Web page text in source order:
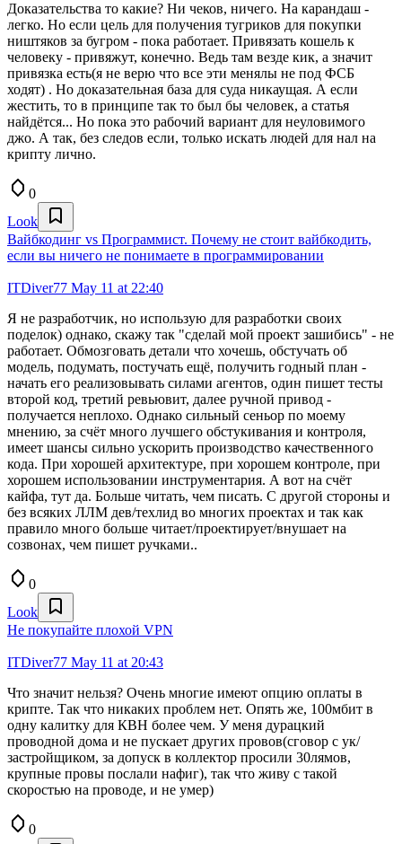
Доказательства то какие? Ни чеков, ничего. На карандаш -
легко. Но если цель для получения тугриков для покупки
ништяков за бугром - пока работает. Привязать кошель к
человеку - привяжут, конечно. Ведь там везде кик, а значит
привязка есть(я не верю что все эти менялы не под ФСБ
ходят) . Но доказательная база для суда никаущая. А если
жестить, то в принципе так то был бы человек, а статья
найдётся... Но пока это рабочий вариант для неуловимого
джо. А так, без следов если, только искать людей для нал на
крипту лично.
0
Look
Вайбкодинг vs Программист. Почему не стоит вайбкодить,
если вы ничего не понимаете в программировании
ITDiver77 May 11 at 22:40
Я не разработчик, но использую для разработки своих
поделок) однако, скажу так "сделай мой проект зашибись" - не
работает. Обмозговать детали что хочешь, обстучать об
модель, подумать, постучать ещё, получить годный план -
начать его реализовывать силами агентов, один пишет тесты
второй код, третий ревьювит, далее ручной привод -
получается неплохо. Однако сильный сеньор по моему
мнению, за счёт много лучшего обстукивания и контроля,
имеет шансы сильно ускорить производство качественного
кода. При хорошей архитектуре, при хорошем контроле, при
хорошем использовании инструментария. А вот на счёт
кайфа, тут да. Больше читать, чем писать. С другой стороны и
без всяких ЛЛМ дев/техлид во многих проектах и так как
правило много больше читает/проектирует/внушает на
созвонах, чем пишет ручками..
0
Look
Не покупайте плохой VPN
ITDiver77 May 11 at 20:43
Что значит нельзя? Очень многие имеют опцию оплаты в
крипте. Так что никаких проблем нет. Опять же, 100мбит в
одну калитку для КВН более чем. У меня дурацкий
проводной дома и не пускает других провов(сговор с ук/
застройщиком, за допуск в коллектор просили 30лямов,
крупные провы послали нафиг), так что живу с такой
скоростью на проводе, и не умер)
0